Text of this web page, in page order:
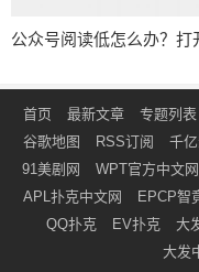
公众号阅读低怎么办？打
首页 最新文章 专题列表
谷歌地图
RSS订阅 千
91美剧网
WPT官方中文网
APL扑克中文网
EPCP智
QQ扑克
EV扑克 大
大发